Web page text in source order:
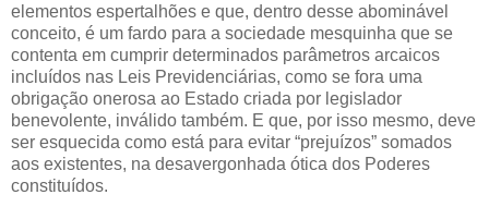
elementos espertalhões e que, dentro desse abominável
conceito, é um fardo para a sociedade mesquinha que se
contenta em cumprir determinados parâmetros arcaicos
incluídos nas Leis Previdenciárias, como se fora uma
obrigação onerosa ao Estado criada por legislador
benevolente, inválido também. E que, por isso mesmo, deve
ser esquecida como está para evitar “prejuízos” somados
aos existentes, na desavergonhada ótica dos Poderes
constituídos.